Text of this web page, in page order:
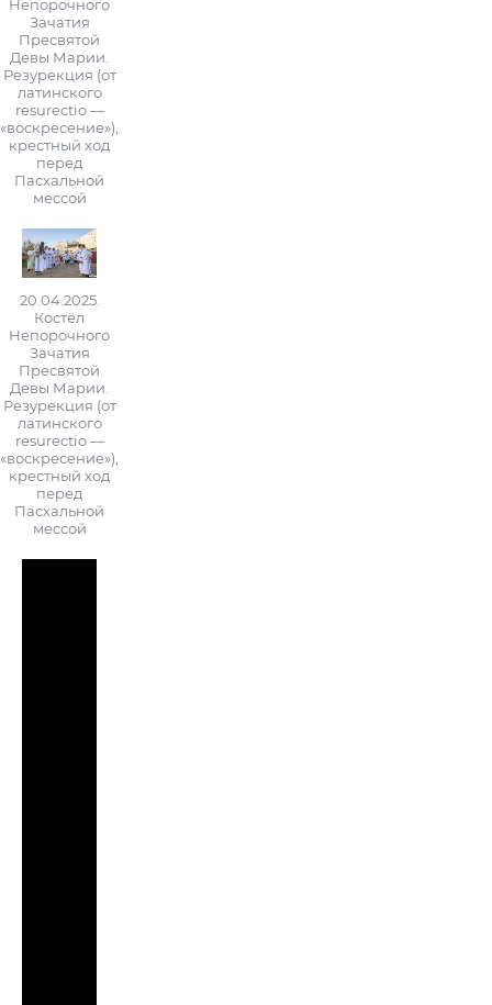
Непорочного
Зачатия
Пресвятой
Девы Марии.
Резурекция (от
латинского
resurectio —
«воскресение»),
крестный ход
перед
Пасхальной
мессой
20.04.2025.
Костёл
Непорочного
Зачатия
Пресвятой
Девы Марии.
Резурекция (от
латинского
resurectio —
«воскресение»),
крестный ход
перед
Пасхальной
мессой